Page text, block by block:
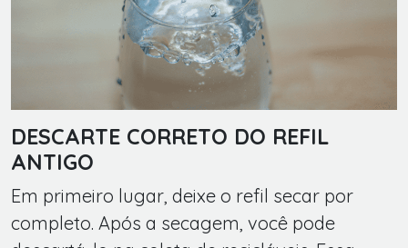
DESCARTE CORRETO DO REFIL
ANTIGO
Em primeiro lugar, deixe o refil secar por
completo. Após a secagem, você pode